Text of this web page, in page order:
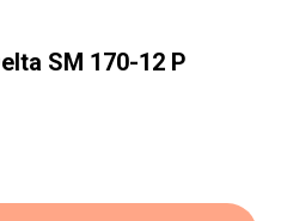
SM 170-12 P